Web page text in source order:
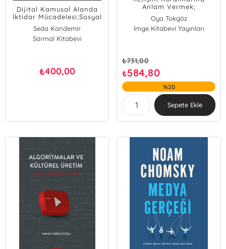
Dijital Kamusal Alanda
İktidar Mücadelesi;Sosyal
Medyanın Toplumsal
Cinsiyet Dinamikleri
Seda Kandemir
Sarmal Kitabevi
₺400,00
Anlam Vermek;
Başlangıcından Günümüze
Anglo-Amerikan İletişim
Kuramı
Oya Tokgöz
İmge Kitabevi Yayınları
₺731,00
₺584,80
%20
Sepete Ekle